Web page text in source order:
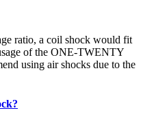
ratio, a coil shock would fit
of the ONE-TWENTY
using air shocks due to the